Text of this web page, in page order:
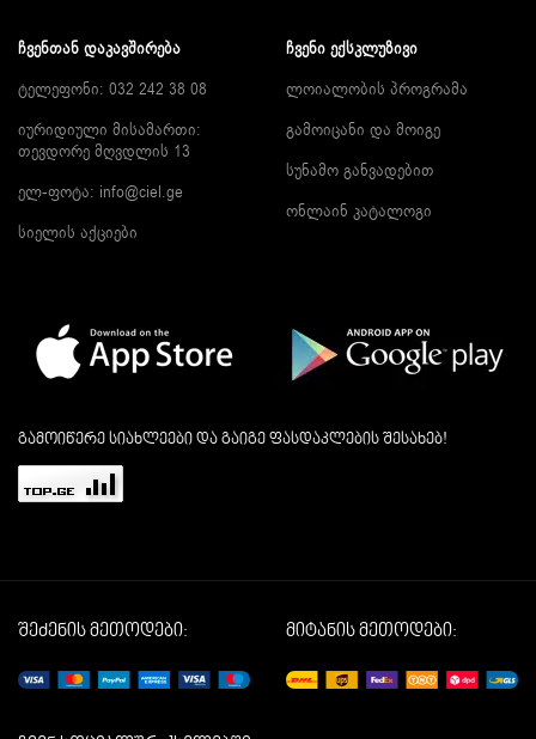
ᲩᲕᲔᲜᲗᲐᲜ ᲓᲐᲙᲐᲕᲨᲘᲠᲔᲑᲐ
ტელეფონი: 032 242 38 08
იურიდიული მისამართი:
თევდორე მღვდლის 13
ელ-ფოტა: info@ciel.ge
სიელის აქციები
ᲩᲕᲔᲜᲘ ᲔᲥᲡᲙᲚᲣᲖᲘᲕᲘ
ლოიალობის პროგრამა
გამოიცანი და მოიგე
სუნამო განვადებით
ონლაინ კატალოგი
გამოიწერე სიახლეები და გაიგე ფასდაკლების შესახებ!
შეძენის მეთოდები: მიტანის მეთოდები: